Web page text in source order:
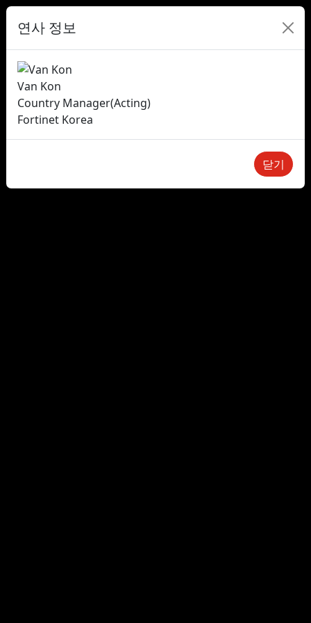
연사 정보
Van Kon
Country Manager(Acting)
Fortinet Korea
닫기